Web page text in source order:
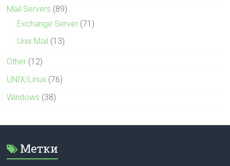
Mail Servers (89)
Exchange Server (71)
Unix Mail (13)
Other (12)
UNIX/Linux (76)
Windows (38)
Метки